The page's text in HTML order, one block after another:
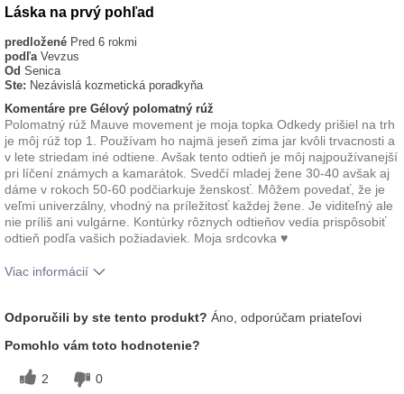
Láska na prvý pohľad
predložené Pred 6 rokmi
podľa Vevzus
Od Senica
Ste: Nezávislá kozmetická poradkyňa
Komentáre pre Gélový polomatný rúž
Polomatný rúž Mauve movement je moja topka Odkedy prišiel na trh
je môj rúž top 1. Používam ho najmä jeseň zima jar kvôli trvacnosti a
v lete striedam iné odtiene. Avšak tento odtieň je môj najpoužívanejší
pri líčení známych a kamarátok. Svedčí mladej žene 30-40 avšak aj
dáme v rokoch 50-60 podčiarkuje ženskosť. Môžem povedať, že je
veľmi univerzálny, vhodný na príležitosť každej žene. Je viditeľný ale
nie príliš ani vulgárne. Kontúrky rôznych odtieňov vedia prispôsobiť
odtieň podľa vašich požiadaviek. Moja srdcovka ♥️
Viac informácií
značkami dekoratívnej kozmetiky, ktoré ste
vyskúšali?
Odporučili by ste tento produkt? Áno, odporúčam priateľovi
Pomohlo vám toto hodnotenie?
2 0